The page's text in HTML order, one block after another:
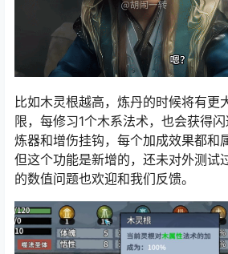
比如木灵根越高，炼丹的时候将有更
限，每修习1个木系法术，也会获得
炼器和增伤挂钩，每个加成效果都和
但这个功能是新增的，还未对外测试
的数值问题也欢迎和我们反馈。